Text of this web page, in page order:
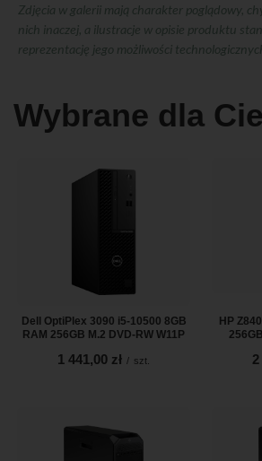
Zdjęcia w galerii mają charakter poglądowy,
nich inaczej, a ilustracje w opisie produktu
reprezentację jego możliwości
Wybrane dla
Dell OptiPlex 3090 i5-10500 8GB
RAM 256GB M.2 DVD-RW W11P
1 441,00 zł / szt.
HP